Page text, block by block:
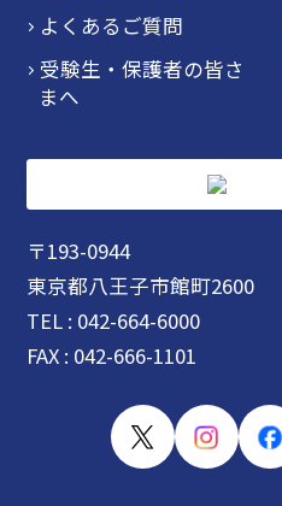
よくあるご質問
受験生・保護者の皆さ
まへ
〒193-0944
東京都八王子市館町2600
TEL : 042-664-6000
FAX : 042-666-1101